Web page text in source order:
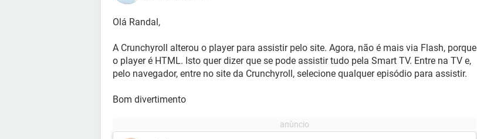
Olá Randal,
A Crunchyroll alterou o player para assistir pelo site. Agora, não é mais via Flash, porque
o player é HTML. Isto quer dizer que se pode assistir tudo pela Smart TV. Entre na TV e,
pelo navegador, entre no site da Crunchyroll, selecione qualquer episódio para assistir.
Bom divertimento